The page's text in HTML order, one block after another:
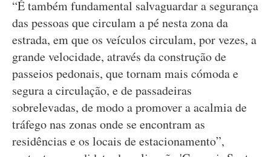
“É também fundamental salvaguardar a segurança
das pessoas que circulam a pé nesta zona da
estrada, em que os veículos circulam, por vezes, a
grande velocidade, através da construção de
passeios pedonais, que tornam mais cómoda e
segura a circulação, e de passadeiras
sobrelevadas, de modo a promover a acalmia de
tráfego nas zonas onde se encontram as
residências e os locais de estacionamento”,